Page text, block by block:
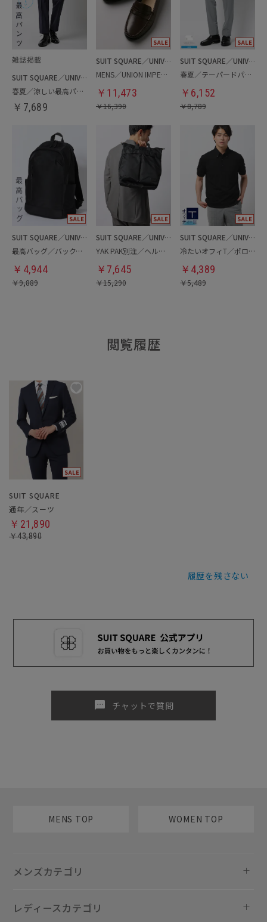
SUIT SQUARE／UNIVERSAL LANGUAGE
春夏／涼しい最高パンツ
￥ 7,689
SUIT SQUARE／UNIVERSAL LANGUAGE
MENS／UNION IMPERIAL監修／コインローファー
￥ 11,473
￥16,390
SUIT SQUARE／UNIVERSAL LANGUAGE
春夏／テーパードパンツ
￥ 6,152
￥8,789
SUIT SQUARE／UNIVERSAL LANGUAGE
最高バッグ／バックパック
￥ 4,944
￥9,889
SUIT SQUARE／UNIVERSAL LANGUAGE
YAK PAK別注／ヘルメットバッグ
￥ 7,645
￥15,290
SUIT SQUARE／UNIVERSAL LANGUAGE
冷たいオフィT／ポロシャツ
￥ 4,389
￥5,489
閲覧履歴
SUIT SQUARE
通年／スーツ
￥21,890
￥43,890
履歴を残さない
sms チャットで質問
MENS TOP WOMEN TOP
メンズカテゴリ
レディースカテゴリ